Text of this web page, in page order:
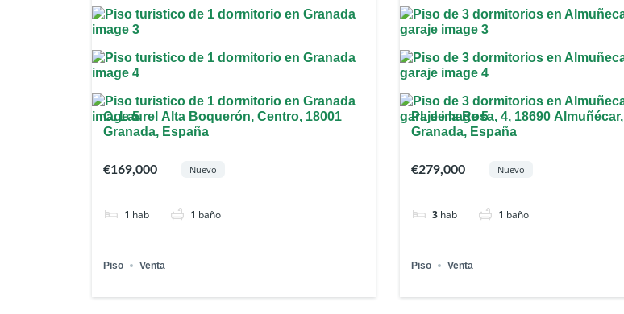
C. Laurel Alta Boquerón, Centro, 18001
Granada, España
€169,000 Nuevo
1 hab 1 baño
Piso Venta
Pl. de la Rosa, 4, 18690 Almuñécar,
Granada, España
€279,000 Nuevo
3 hab 1 baño
Piso Venta